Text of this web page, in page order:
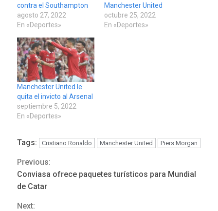
contra el Southampton
agosto 27, 2022
En «Deportes»
Manchester United
octubre 25, 2022
En «Deportes»
Manchester United le
quita el invicto al Arsenal
septiembre 5, 2022
En «Deportes»
Tags: Cristiano Ronaldo Manchester United Piers Morgan
Continue
Reading
Previous:
Conviasa ofrece paquetes turísticos para Mundial
de Catar
Next:
3
personas con la entrega de